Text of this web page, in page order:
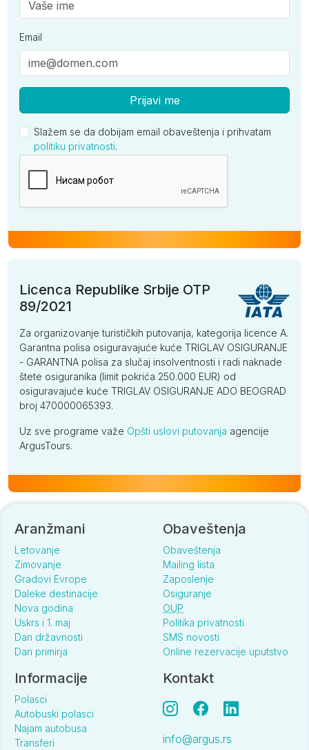
Email
Prijavi me
Slažem se da dobijam email obaveštenja i prihvatam
politiku privatnosti.
Licenca Republike Srbije OTP
89/2021
Za organizovanje turističkih putovanja, kategorija licence A.
Garantna polisa osiguravajuće kuće TRIGLAV OSIGURANJE
- GARANTNA polisa za slučaj insolventnosti i radi naknade
štete osiguranika (limit pokrića 250.000 EUR) od
osiguravajuće kuće TRIGLAV OSIGURANJE ADO BEOGRAD
broj 470000065393.
Uz sve programe važe Opšti uslovi putovanja agencije
ArgusTours.
Aranžmani
Letovanje
Zimovanje
Gradovi Evrope
Daleke destinacije
Nova godina
Uskrs i 1. maj
Dan državnosti
Dan primirja
Obaveštenja
Obaveštenja
Mailing lista
Zaposlenje
Osiguranje
OUP
Politika privatnosti
SMS novosti
Online rezervacije uputstvo
Informacije
Polasci
Autobuski polasci
Najam autobusa
Transferi
Kontakt
info@argus.rs